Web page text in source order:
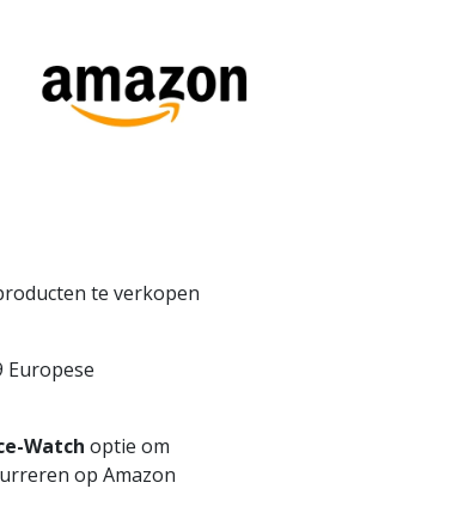
te verkopen
Europese
Watch optie om
op Amazon